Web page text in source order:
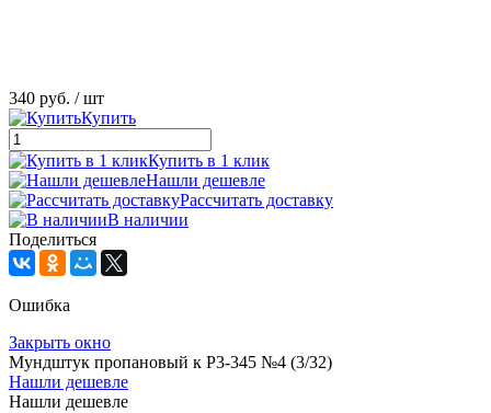
340 руб. / шт
Купить
Купить в 1 клик
Нашли дешевле
Рассчитать доставку
В наличии
Поделиться
Ошибка
Закрыть окно
Мундштук пропановый к Р3-345 №4 (3/32)
Нашли дешевле
Нашли дешевле